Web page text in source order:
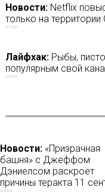
Новости:Netflix
только на
31/10/2020
Лайфхак:Рыбы,
популярным свой
22/09/2018
Новости: «Призрачная
башня» с Джеффом
Дэниелсом раскроет
причины теракта 11
22/12/2017